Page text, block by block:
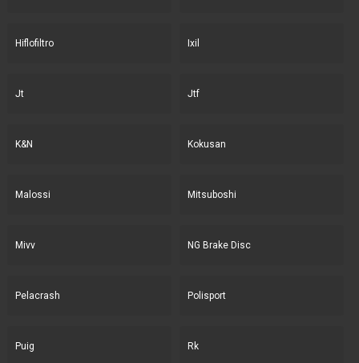
Hiflofiltro Ixil
Jt Jtf
K&N Kokusan
Malossi Mitsuboshi
Mivv NG Brake Disc
Pelacrash Polisport
Puig Rk